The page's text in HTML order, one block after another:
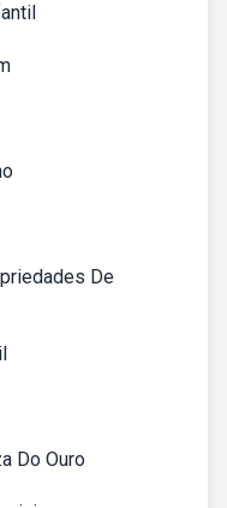
De
Do Ouro